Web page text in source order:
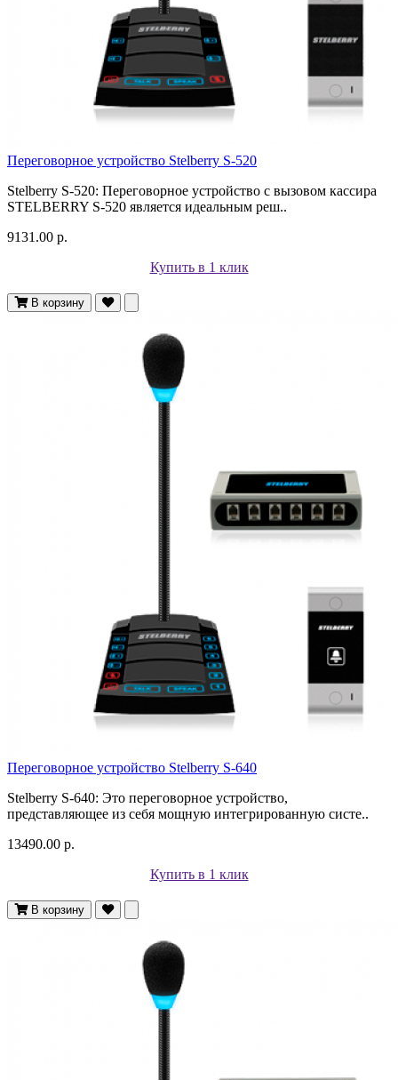
Переговорное устройство Stelberry S-520
Stelberry S-520: Переговорное устройство с вызовом кассира
STELBERRY S-520 является идеальным реш..
9131.00 р.
Купить в 1 клик
В корзину
Переговорное устройство Stelberry S-640
Stelberry S-640: Это переговорное устройство,
представляющее из себя мощную интегрированную систе..
13490.00 р.
Купить в 1 клик
В корзину